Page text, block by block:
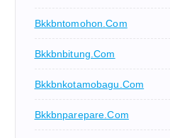
Bkkbntomohon.com
Bkkbnbitung.com
Bkkbnkotamobagu.com
Bkkbnparepare.com